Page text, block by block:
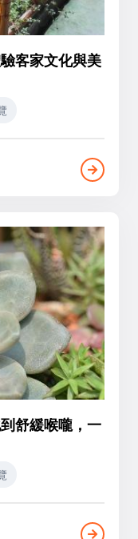
客家文化與美
舒緩喉嚨，一